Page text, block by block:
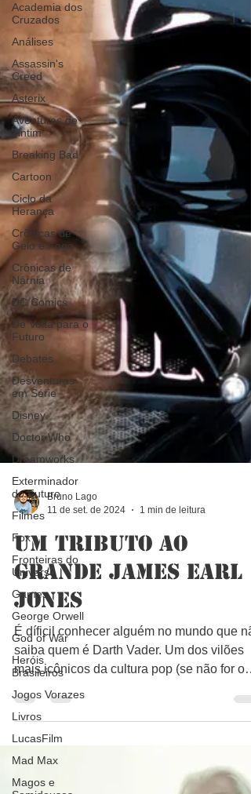
Academia dos
Cruzados
Análises
Assassin's
Creed
Asterix
Aventuras de
Tintim
Breaking Bad
Cartoon
Ciclo da
Herança
Crônicas de
Gelo e Fogo
Crônicas de
Nárnia
DC Comics
De Volta para o
Futuro
Debates
Desventuras
em Série
Disney
Doctor Who
Dreamworks
Exterminador
do Futuro
Filmes
Fox
Fronteiras do
Universo
Games
George Orwell
God of War
Heróis
Brasileiros
Jogos Vorazes
Livros
LucasFilm
Mad Max
Magos e
11 de set. de 2024
1 min de leitura
Um tributo ao
grande James Earl
Jones
É díficil conhecer alguém no mundo que
saiba quem é Darth Vader. Um dos vilões
mais icônicos da cultura pop (se não for o
mais)....